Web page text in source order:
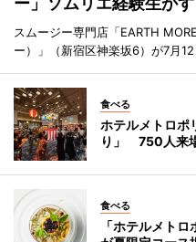
スムージー専門店「EARTH
ー）」（新宿区神楽坂6）が7月
食べる
ホテルメトロポ
り」 750人来
食べる
「ホテルメト